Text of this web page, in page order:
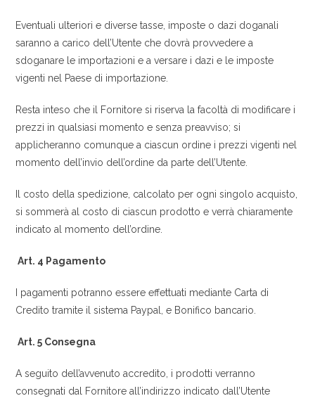
Eventuali ulteriori e diverse tasse, imposte o dazi doganali
saranno a carico dell’Utente che dovrà provvedere a
sdoganare le importazioni e a versare i dazi e le imposte
vigenti nel Paese di importazione.
Resta inteso che il Fornitore si riserva la facoltà di modificare i
prezzi in qualsiasi momento e senza preavviso; si
applicheranno comunque a ciascun ordine i prezzi vigenti nel
momento dell’invio dell’ordine da parte dell’Utente.
Il costo della spedizione, calcolato per ogni singolo acquisto,
si sommerà al costo di ciascun prodotto e verrà chiaramente
indicato al momento dell’ordine.
Art. 4 Pagamento
I pagamenti potranno essere effettuati mediante Carta di
Credito tramite il sistema Paypal, e Bonifico bancario.
Art. 5 Consegna
A seguito dell’avvenuto accredito, i prodotti verranno
consegnati dal Fornitore all’indirizzo indicato dall’Utente